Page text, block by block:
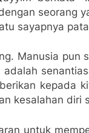
seorang
sayapnya
Manusia pun
kepada
kesalahan diri
untuk